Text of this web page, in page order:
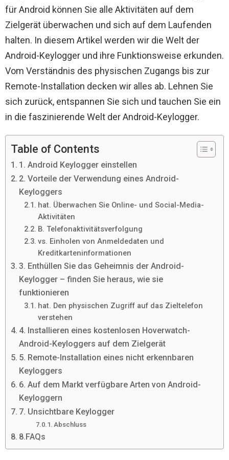
für Android können Sie alle Aktivitäten auf dem
Zielgerät überwachen und sich auf dem Laufenden
halten. In diesem Artikel werden wir die Welt der
Android-Keylogger und ihre Funktionsweise erkunden.
Vom Verständnis des physischen Zugangs bis zur
Remote-Installation decken wir alles ab. Lehnen Sie
sich zurück, entspannen Sie sich und tauchen Sie ein
in die faszinierende Welt der Android-Keylogger.
Table of Contents
1. Android Keylogger einstellen
2. Vorteile der Verwendung eines Android-
Keyloggers
hat. Überwachen Sie Online- und Social-Media-
Aktivitäten
B. Telefonaktivitätsverfolgung
vs. Einholen von Anmeldedaten und
Kreditkarteninformationen
3. Enthüllen Sie das Geheimnis der Android-
Keylogger – finden Sie heraus, wie sie
funktionieren
hat. Den physischen Zugriff auf das Zieltelefon
verstehen
4. Installieren eines kostenlosen Hoverwatch-
Android-Keyloggers auf dem Zielgerät
5. Remote-Installation eines nicht erkennbaren
Keyloggers
6. Auf dem Markt verfügbare Arten von Android-
Keyloggern
7. Unsichtbare Keylogger
Abschluss
8.FAQs